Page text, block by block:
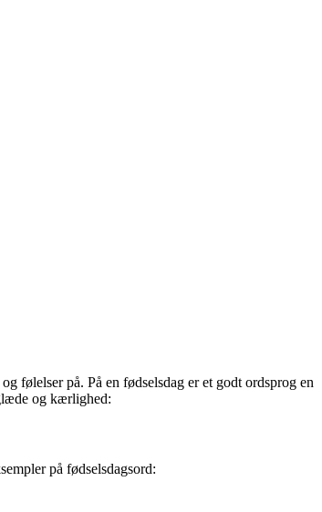
følelser på. På en fødselsdag er et godt ordsprog en
og kærlighed:
på fødselsdagsord: